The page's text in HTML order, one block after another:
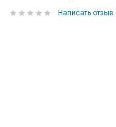
Написать отзыв